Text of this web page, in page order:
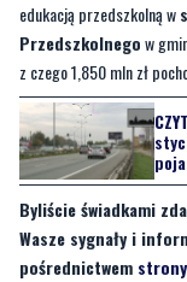
edukacją przedszkolną w
Przedszkolnegow
z czego 1,850 mln zł
Byliście świadkami
Wasze sygnały i
pośrednictwem